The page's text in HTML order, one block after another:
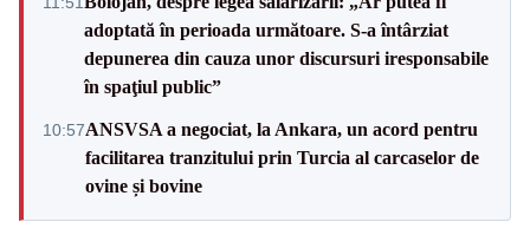
adoptată în perioada următoare. S-a întârziat
depunerea din cauza unor discursuri iresponsabile
în spaţiul public”
10:57ANSVSA a negociat, la Ankara, un acord pentru
facilitarea tranzitului prin Turcia al carcaselor de
ovine și bovine